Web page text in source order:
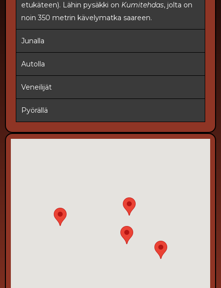
etukäteen). Lähin pysäkki on Kumitehdas, jolta on
noin 350 metrin kävelymatka saareen.
Junalla
Autolla
Veneilijät
Pyörällä